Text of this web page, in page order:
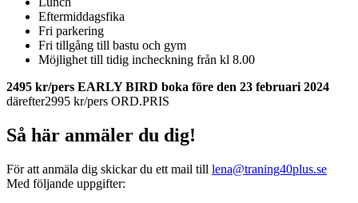
Eftermiddagsfika
Fri parkering
Fri tillgång till bastu och gym
Möjlighet till tidig incheckning från kl 8.00
2495 kr/pers EARLY BIRD boka före den 23 februari 2024
därefter2995 kr/pers ORD.PRIS
Så här anmäler du dig!
För att anmäla dig skickar du ett mail till lena@traning40plus.se
Med följande uppgifter: